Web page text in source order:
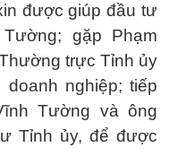
được giúp đầu tư
gặp Phạm
trực Tỉnh ủy
nghiệp; tiếp
Tường và ông
Tỉnh ủy, để được